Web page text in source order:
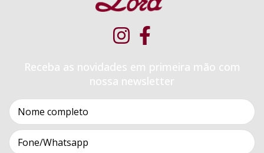
Receba as novidades em primeira mão com
nossa newsletter